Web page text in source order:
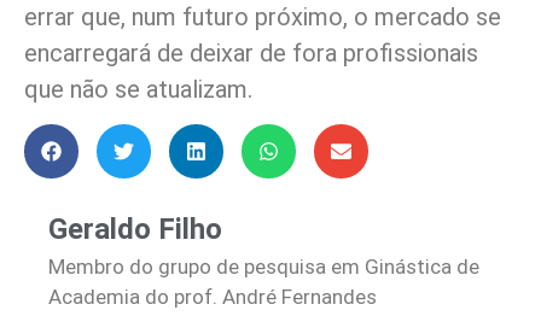
errar que, num futuro próximo, o mercado se
encarregará de deixar de fora profissionais
que não se atualizam.
Geraldo Filho
Membro do grupo de pesquisa em Ginástica de
Academia do prof. André Fernandes